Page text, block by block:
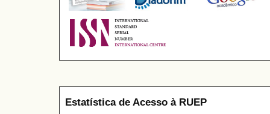
Estatística de Acesso à RUEP